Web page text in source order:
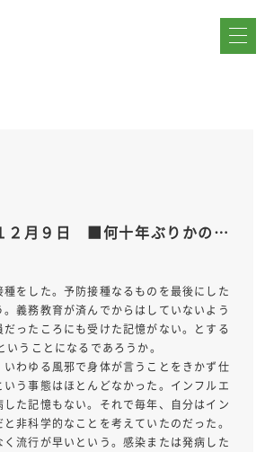
２月９日 ■何十年ぶりかの…
をした。予防接種なるものを最後にした
義務教育が済んでからはしていないよう
ったころにも受けた記憶がない。とする
うことになるであろうか。
わゆる風邪で身体が言うことをきかず仕
う事態はほとんどなかった。インフルエ
た記憶もない。それで毎年、自分はイン
非科学的なことを考えていたのだった。
流行が早いという。感染または発病した